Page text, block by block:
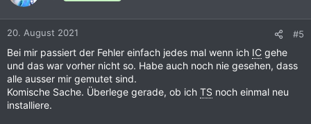
20. August 2021 #5
Bei mir passiert der Fehler einfach jedes mal wenn ich IC gehe
und das war vorher nicht so. Habe auch noch nie gesehen, dass
alle ausser mir gemutet sind.
Komische Sache. Überlege gerade, ob ich TS noch einmal neu
installiere.